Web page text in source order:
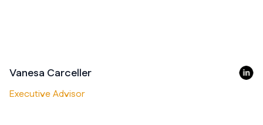
Vanesa Carceller
Executive Advisor